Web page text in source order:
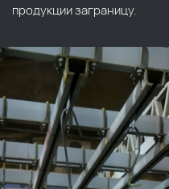
продукции заграницу.